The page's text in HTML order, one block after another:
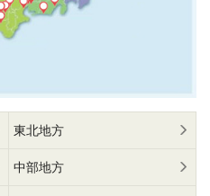
東北地方
中部地方